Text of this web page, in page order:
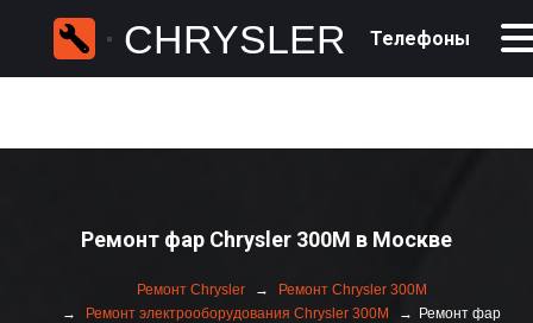
CHRYSLER Телефоны
Ремонт фар Chrysler 300M в Москве
Ремонт Chrysler
Ремонт Chrysler 300M
Ремонт электрооборудования Chrysler 300M
Ремонт фар